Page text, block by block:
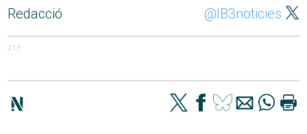
Redacció @IB3noticies
213